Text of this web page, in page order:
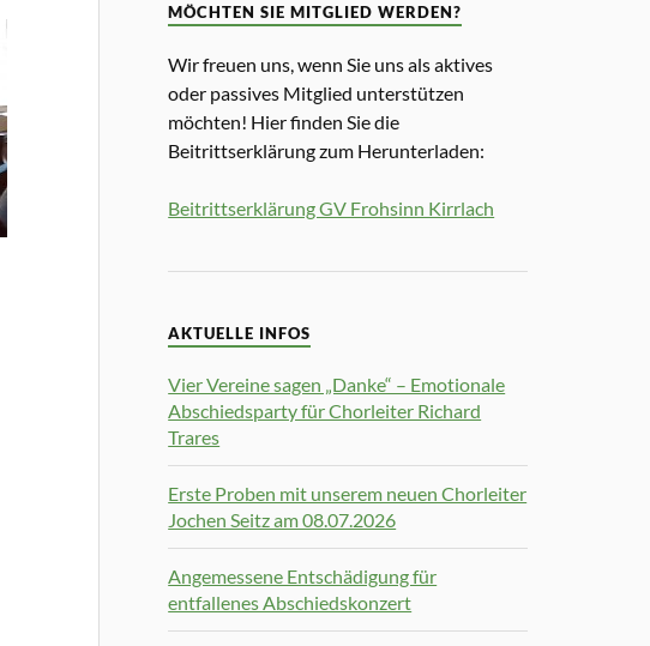
MÖCHTEN SIE MITGLIED WERDEN?
Wir freuen uns, wenn Sie uns als aktives
oder passives Mitglied unterstützen
möchten! Hier finden Sie die
Beitrittserklärung zum Herunterladen:
Beitrittserklärung GV Frohsinn Kirrlach
AKTUELLE INFOS
Vier Vereine sagen „Danke“ – Emotionale
Abschiedsparty für Chorleiter Richard
Trares
Erste Proben mit unserem neuen Chorleiter
Jochen Seitz am 08.07.2026
Angemessene Entschädigung für
entfallenes Abschiedskonzert